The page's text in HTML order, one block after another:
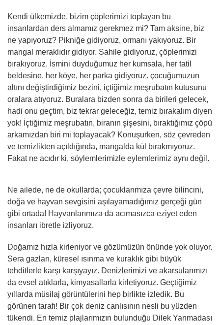
Kendi ülkemizde, bizim çöplerimizi toplayan bu
insanlardan ders almamız gerekmez mi? Tam aksine, biz
ne yapıyoruz? Pikniğe gidiyoruz, ormanı yakıyoruz. Bir
mangal meraklıdır gidiyor. Sahile gidiyoruz, çöplerimizi
bırakıyoruz. İsmini duyduğumuz her kumsala, her tatil
beldesine, her köye, her parka gidiyoruz. çocuğumuzun
altını değiştirdiğimiz bezini, içtiğimiz meşrubatın kutusunu
oralara atıyoruz. Buralara bizden sonra da birileri gelecek,
hadi onu geçtim, biz tekrar geleceğiz, temiz bırakalım diyen
yok! İçtiğimiz meşrubatın, biranın şişesini, bıraktığımız çöpü
arkamızdan biri mi toplayacak? Konuşurken, söz çevreden
ve temizlikten açıldığında, mangalda kül bırakmıyoruz.
Fakat ne acıdır ki, söylemlerimizle eylemlerimiz aynı değil.
Ne ailede, ne de okullarda; çocuklarımıza çevre bilincini,
doğa ve hayvan sevgisini aşılayamadığımız gerçeği gün
gibi ortada! Hayvanlarımıza da acımasızca eziyet eden
insanları ibretle izliyoruz.
Doğamız hızla kirleniyor ve gözümüzün önünde yok oluyor.
Sera gazları, küresel ısınma ve kuraklık gibi büyük
tehditlerle karşı karşıyayız. Denizlerimizi ve akarsularımızı
da evsel atıklarla, kimyasallarla kirletiyoruz. Geçtiğimiz
yıllarda müsilaj görüntülerini hep birlikte izledik. Bu
görünen tarafı! Bir çok deniz canlısının nesli bu yüzden
tükendi. En temiz plajlarımızın bulunduğu Dilek Yarımadası